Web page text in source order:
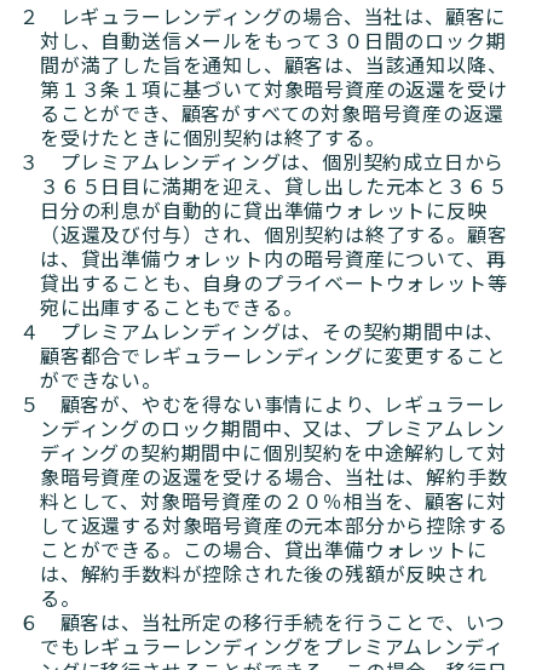
企業情報 キャリア採用 規約・ポリシー お問い合わせ
２ レギュラーレンディングの場合、当社は、顧客に
対し、自動送信メールをもって３０日間のロック期
間が満了した旨を通知し、顧客は、当該通知以降、
第１３条１項に基づいて対象暗号資産の返還を受け
ることができ、顧客がすべての対象暗号資産の返還
を受けたときに個別契約は終了する。
３ プレミアムレンディングは、個別契約成立日から
３６５日目に満期を迎え、貸し出した元本と３６５
日分の利息が自動的に貸出準備ウォレットに反映
（返還及び付与）され、個別契約は終了する。顧客
は、貸出準備ウォレット内の暗号資産について、再
貸出することも、自身のプライベートウォレット等
宛に出庫することもできる。
４ プレミアムレンディングは、その契約期間中は、
顧客都合でレギュラーレンディングに変更すること
ができない。
５ 顧客が、やむを得ない事情により、レギュラーレ
ンディングのロック期間中、又は、プレミアムレン
ディングの契約期間中に個別契約を中途解約して対
象暗号資産の返還を受ける場合、当社は、解約手数
料として、対象暗号資産の２０％相当を、顧客に対
して返還する対象暗号資産の元本部分から控除する
ことができる。この場合、貸出準備ウォレットに
は、解約手数料が控除された後の残額が反映され
る。
６ 顧客は、当社所定の移行手続を行うことで、いつ
でもレギュラーレンディングをプレミアムレンディ